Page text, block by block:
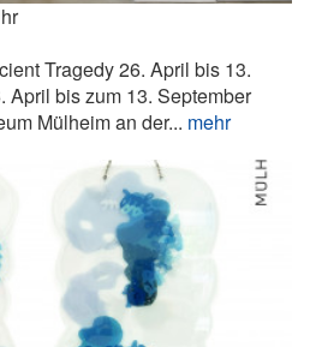
Tragedy 26. April bis 13.
April bis zum 13. September
Mülheim an der... mehr